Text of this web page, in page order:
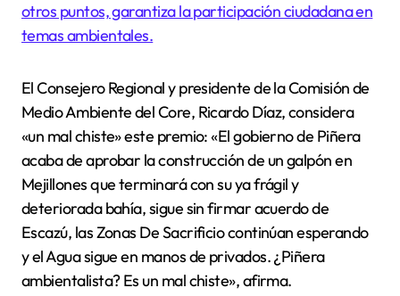
otros puntos, garantiza la participación ciudadana en
temas ambientales.
El Consejero Regional y presidente de la Comisión de
Medio Ambiente del Core, Ricardo Díaz, considera
«un mal chiste» este premio: «El gobierno de Piñera
acaba de aprobar la construcción de un galpón en
Mejillones que terminará con su ya frágil y
deteriorada bahía, sigue sin firmar acuerdo de
Escazú, las Zonas De Sacrificio continúan esperando
y el Agua sigue en manos de privados. ¿Piñera
ambientalista? Es un mal chiste», afirma.